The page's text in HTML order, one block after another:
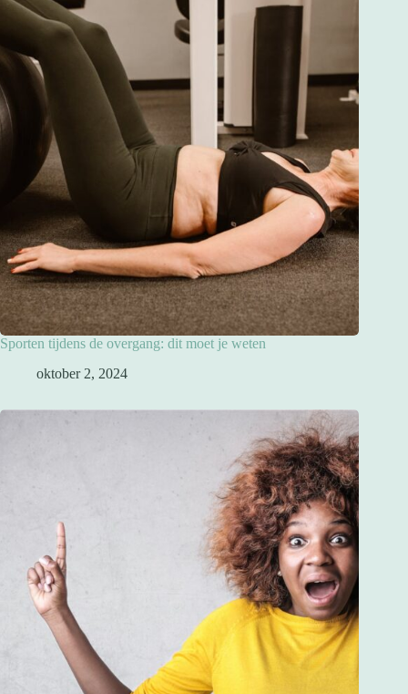
Sporten tijdens de overgang: dit moet je weten
oktober 2, 2024